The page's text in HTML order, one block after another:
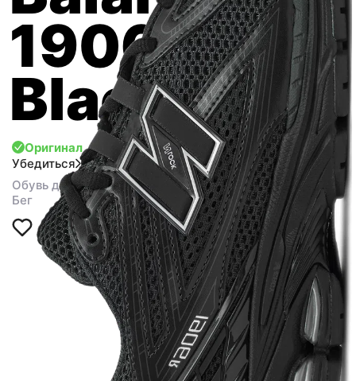
1906R
Black
Оригинал
Убедиться
Обувь для спорта
Бег